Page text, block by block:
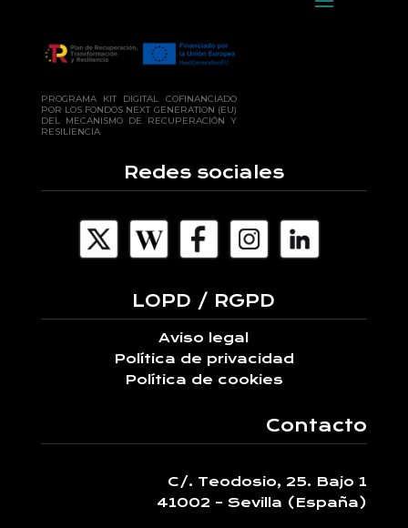
PROGRAMA KIT DIGITAL COFINANCIADO
POR LOS FONDOS NEXT GENERATION (EU)
DEL MECANISMO DE RECUPERACIÓN Y
RESILIENCIA
Redes sociales
LOPD / RGPD
Aviso legal
Política de privacidad
Política de cookies
Contacto
C/. Teodosio, 25. Bajo 1
41002 – Sevilla (España)